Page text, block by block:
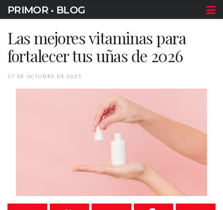
PRIMOR • BLOG
Las mejores vitaminas para
fortalecer tus uñas de 2026
27 DE OCTUBRE DE 2025